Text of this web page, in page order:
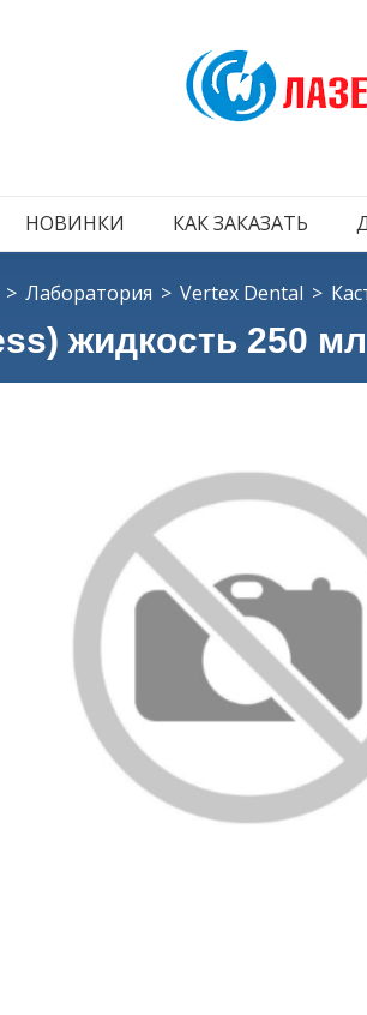
НОВИНКИ КАК ЗАКАЗАТЬ
Лаборатория Vertex Dental
жидкость 250 мл